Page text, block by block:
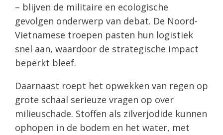
– blijven de militaire en ecologische
gevolgen onderwerp van debat. De Noord-
Vietnamese troepen pasten hun logistiek
snel aan, waardoor de strategische impact
beperkt bleef.
Daarnaast roept het opwekken van regen op
grote schaal serieuze vragen op over
milieuschade. Stoffen als zilverjodide kunnen
ophopen in de bodem en het water, met